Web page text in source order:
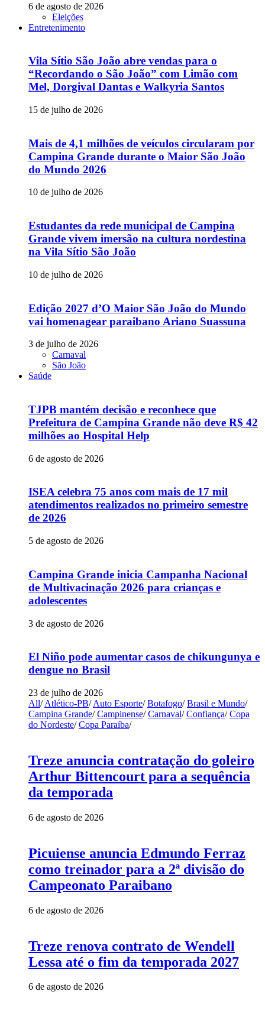
6 de agosto de 2026
Eleições
Entretenimento
Vila Sítio São João abre vendas para o
“Recordando o São João” com Limão com
Mel, Dorgival Dantas e Walkyria Santos
15 de julho de 2026
Mais de 4,1 milhões de veículos circularam por
Campina Grande durante o Maior São João
do Mundo 2026
10 de julho de 2026
Estudantes da rede municipal de Campina
Grande vivem imersão na cultura nordestina
na Vila Sítio São João
10 de julho de 2026
Edição 2027 d’O Maior São João do Mundo
vai homenagear paraibano Ariano Suassuna
3 de julho de 2026
Carnaval
São João
Saúde
TJPB mantém decisão e reconhece que
Prefeitura de Campina Grande não deve R$ 42
milhões ao Hospital Help
6 de agosto de 2026
ISEA celebra 75 anos com mais de 17 mil
atendimentos realizados no primeiro semestre
de 2026
5 de agosto de 2026
Campina Grande inicia Campanha Nacional
de Multivacinação 2026 para crianças e
adolescentes
3 de agosto de 2026
El Niño pode aumentar casos de chikungunya e
dengue no Brasil
23 de julho de 2026
All/ Atlético-PB/ Auto Esporte/ Botafogo/ Brasil e Mundo/
Campina Grande/ Campinense/ Carnaval/ Confiança/ Copa
do Nordeste/ Copa Paraíba/
Treze anuncia contratação do goleiro
Arthur Bittencourt para a sequência
da temporada
6 de agosto de 2026
Picuiense anuncia Edmundo Ferraz
como treinador para a 2ª divisão do
Campeonato Paraibano
6 de agosto de 2026
Treze renova contrato de Wendell
Lessa até o fim da temporada 2027
6 de agosto de 2026